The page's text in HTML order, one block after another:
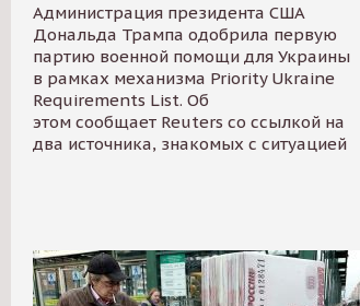
Администрация президента США
Дональда Трампа одобрила первую
партию военной помощи для Украины
в рамках механизма Priority Ukraine
Requirements List. Об
этом сообщает Reuters со ссылкой на
два источника, знакомых с ситуацией